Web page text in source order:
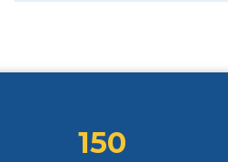
150